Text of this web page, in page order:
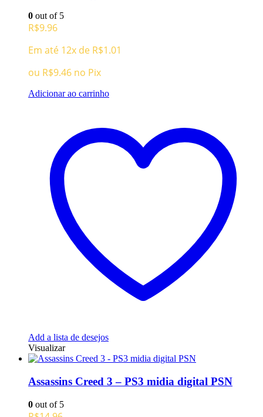
0 out of 5
R$9.96
Em até 12x de R$1.01
ou R$9.46 no Pix
Adicionar ao carrinho
Add a lista de desejos
Visualizar
Assassins Creed 3 – PS3 midia digital PSN
0 out of 5